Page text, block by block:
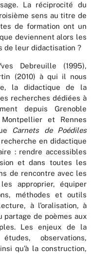
La réciprocité du
sens au titre de
de formation ont un
deviennent alors les
de leur didactisation ?
Debreuille (1995),
(2010) à qui il nous
la didactique de la
recherches dédiées à
depuis Grenoble
et Rennes
Carnets de Poédiles
en didactique
: rendre accessibles
et dans toutes les
de rencontre avec les
approprier, équiper
méthodes et outils
à l’oralisation, à
partage de poèmes aux
Les enjeux de la
observations,
qu’à la construction,